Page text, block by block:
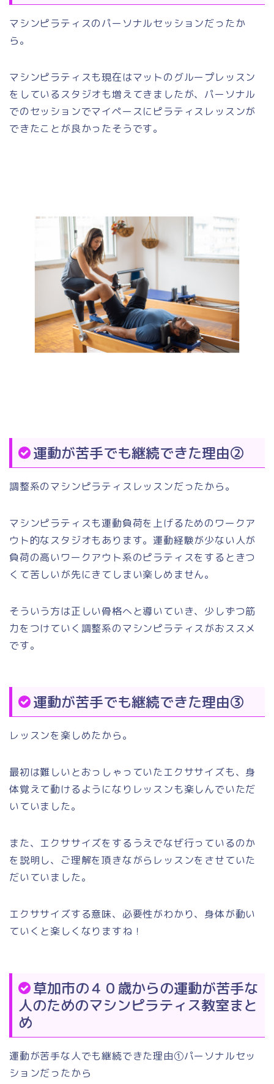
マシンピラティスのパーソナルセッションだったか
ら。
マシンピラティスも現在はマットのグループレッスン
をしているスタジオも増えてきましたが、パーソナル
でのセッションでマイペースにピラティスレッスンが
できたことが良かったそうです。
運動が苦手でも継続できた理由②
調整系のマシンピラティスレッスンだったから。
マシンピラティスも運動負荷を上げるためのワークア
ウト的なスタジオもあります。運動経験が少ない人が
負荷の高いワークアウト系のピラティスをするときつ
くて苦しいが先にきてしまい楽しめません。
そういう方は正しい骨格へと導いていき、少しずつ筋
力をつけていく調整系のマシンピラティスがおススメ
です。
運動が苦手でも継続できた理由③
レッスンを楽しめたから。
最初は難しいとおっしゃっていたエクササイズも、身
体覚えて動けるようになりレッスンも楽しんでいただ
いていました。
また、エクササイズをするうえでなぜ行っているのか
を説明し、ご理解を頂きながらレッスンをさせていた
だいていました。
エクササイズする意味、必要性がわかり、身体が動い
ていくと楽しくなりますね！
草加市の４０歳からの運動が苦手な
人のためのマシンピラティス教室まと
め
運動が苦手な人でも継続できた理由①パーソナルセッ
ションだったから